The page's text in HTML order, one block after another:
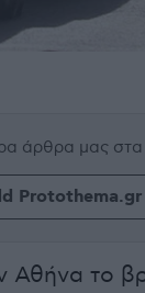
άρθρα μας
Αθήνα το